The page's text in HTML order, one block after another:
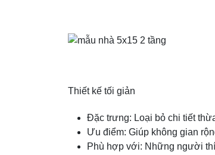
Thiết kế tối giản
Đặc trưng: Loại bỏ chi tiết
Ưu điểm: Giúp không gian
Phù hợp với: Những người